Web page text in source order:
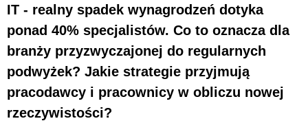
IT - realny spadek wynagrodzeń dotyka
ponad 40% specjalistów. Co to oznacza dla
branży przyzwyczajonej do regularnych
podwyżek? Jakie strategie przyjmują
pracodawcy i pracownicy w obliczu nowej
rzeczywistości?